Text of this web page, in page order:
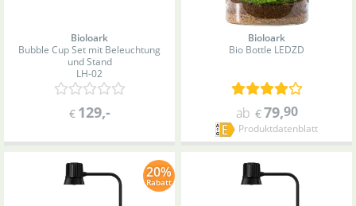
Bioloark
Bubble Cup Set mit Beleuchtung
und Stand
LH-02
€ 129,-
Bioloark
Bio Bottle LEDZD
ab €79,90
Produktdatenblatt
20%
Rabatt